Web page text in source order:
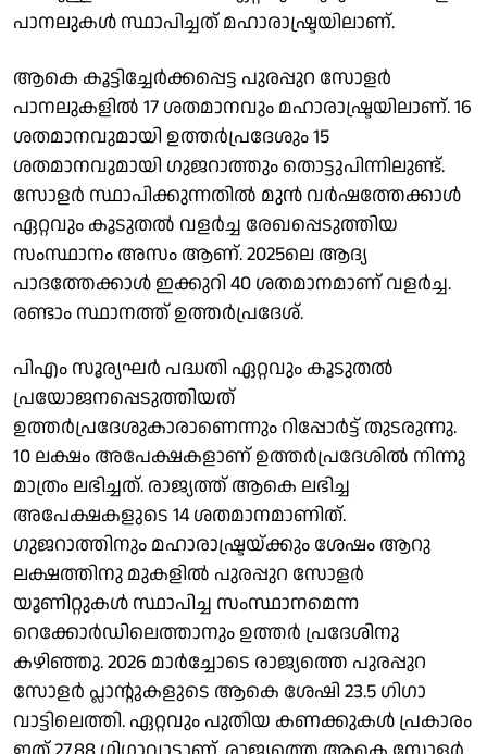
പാനലുകള്‍ സ്ഥാപിച്ചത് മഹാരാഷ്ട്രയിലാണ്.
ആകെ കൂട്ടിച്ചേര്‍ക്കപ്പെട്ട പുരപ്പുറ സോളര്‍
പാനലുകളില്‍ 17 ശതമാനവും മഹാരാഷ്ട്രയിലാണ്. 16
ശതമാനവുമായി ഉത്തര്‍പ്രദേശും 15
ശതമാനവുമായി ഗുജറാത്തും തൊട്ടുപിന്നിലുണ്ട്.
സോളര്‍ സ്ഥാപിക്കുന്നതില്‍ മുന്‍ വര്‍ഷത്തേക്കാള്‍
ഏറ്റവും കൂടുതല്‍ വളര്‍ച്ച രേഖപ്പെടുത്തിയ
സംസ്ഥാനം അസം ആണ്. 2025ലെ ആദ്യ
പാദത്തേക്കാള്‍ ഇക്കുറി 40 ശതമാനമാണ് വളര്‍ച്ച.
രണ്ടാം സ്ഥാനത്ത് ഉത്തര്‍പ്രദേശ്.
പിഎം സൂര്യഘര്‍ പദ്ധതി ഏറ്റവും കൂടുതല്‍
പ്രയോജനപ്പെടുത്തിയത്
ഉത്തര്‍പ്രദേശുകാരാണെന്നും റിപ്പോര്‍ട്ട് തുടരുന്നു.
10 ലക്ഷം അപേക്ഷകളാണ് ഉത്തര്‍പ്രദേശില്‍ നിന്നു
മാത്രം ലഭിച്ചത്. രാജ്യത്ത് ആകെ ലഭിച്ച
അപേക്ഷകളുടെ 14 ശതമാനമാണിത്.
ഗുജറാത്തിനും മഹാരാഷ്ട്രയ്ക്കും ശേഷം ആറു
ലക്ഷത്തിനു മുകളില്‍ പുരപ്പുറ സോളര്‍
യൂണിറ്റുകള്‍ സ്ഥാപിച്ച സംസ്ഥാനമെന്ന
റെക്കോര്‍ഡിലെത്താനും ഉത്തര്‍ പ്രദേശിനു
കഴിഞ്ഞു. 2026 മാര്‍ച്ചോടെ രാജ്യത്തെ പുരപ്പുറ
സോളര്‍ പ്ലാന്റുകളുടെ ആകെ ശേഷി 23.5 ഗിഗാ
വാട്ടിലെത്തി. ഏറ്റവും പുതിയ കണക്കുകള്‍ പ്രകാരം